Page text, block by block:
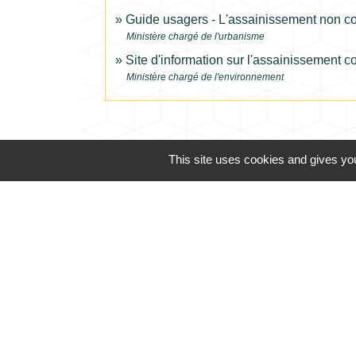
Guide usagers - L'assainissement non
Ministère chargé de l'urbanisme
Site d'information sur l'assainissement
Ministère chargé de l'environnement
This site uses cookies and gives